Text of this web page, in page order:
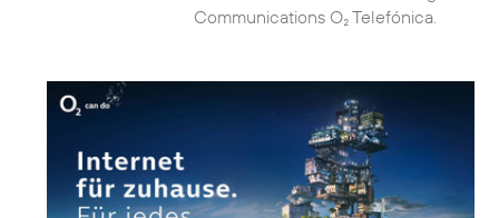
Communications O₂ Telefónica.